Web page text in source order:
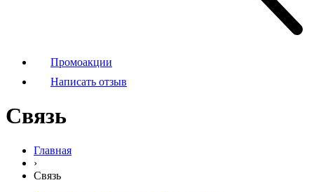
Промоакции
Написать отзыв
Связь
Главная
›
Связь